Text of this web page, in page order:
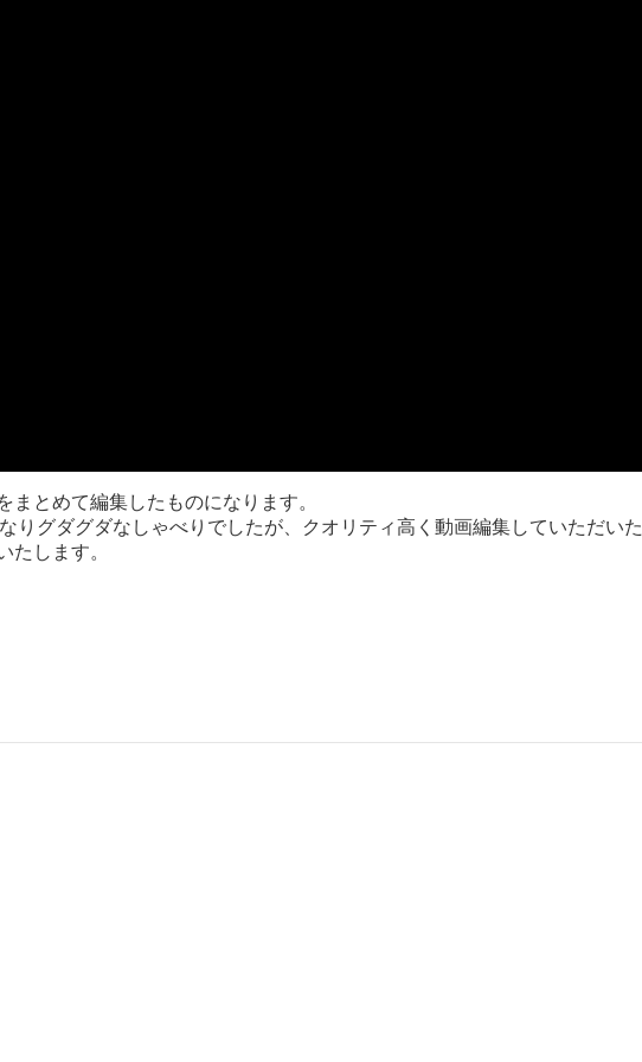
とめて編集したものになります。
りグダグダなしゃべりでしたが、クオリティ高く動画編集していただいた
たします。